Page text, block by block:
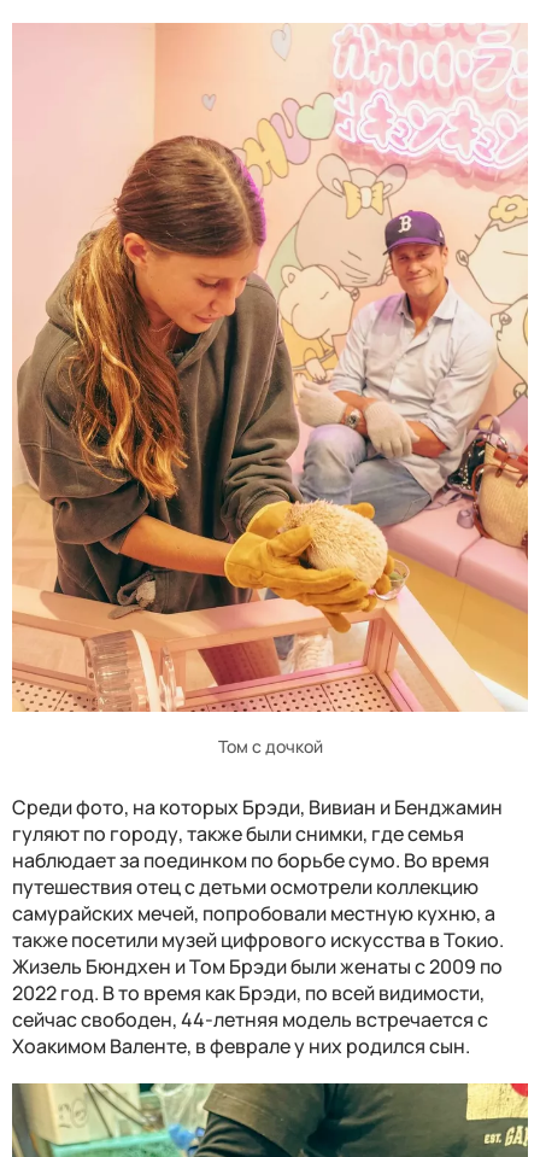
Том с дочкой
Среди фото, на которых Брэди, Вивиан и Бенджамин
гуляют по городу, также были снимки, где семья
наблюдает за поединком по борьбе сумо. Во время
путешествия отец с детьми осмотрели коллекцию
самурайских мечей, попробовали местную кухню, а
также посетили музей цифрового искусства в Токио.
Жизель Бюндхен и Том Брэди были женаты с 2009 по
2022 год. В то время как Брэди, по всей видимости,
сейчас свободен, 44-летняя модель встречается с
Хоакимом Валенте, в феврале у них родился сын.